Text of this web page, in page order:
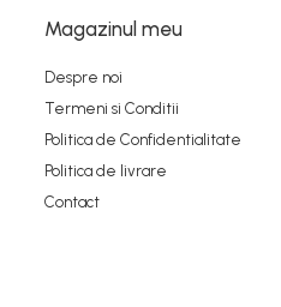
Accesorii profile decorative
Parchet Triplu Stratificat
Magazinul meu
Despre noi
Termeni si Conditii
Politica de Confidentialitate
Politica de livrare
Contact